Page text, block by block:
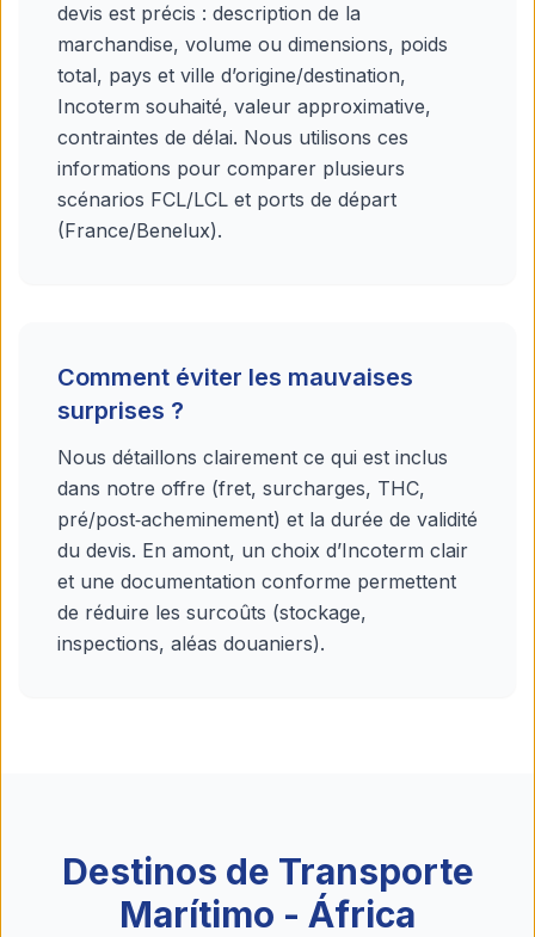
devis est précis : description de la
marchandise, volume ou dimensions, poids
total, pays et ville d’origine/destination,
Incoterm souhaité, valeur approximative,
contraintes de délai. Nous utilisons ces
informations pour comparer plusieurs
scénarios FCL/LCL et ports de départ
(France/Benelux).
Comment éviter les mauvaises
surprises ?
Nous détaillons clairement ce qui est inclus
dans notre offre (fret, surcharges, THC,
pré/post‑acheminement) et la durée de validité
du devis. En amont, un choix d’Incoterm clair
et une documentation conforme permettent
de réduire les surcoûts (stockage,
inspections, aléas douaniers).
Destinos de Transporte
Marítimo - África